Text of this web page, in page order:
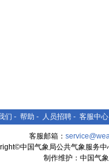
们 - 帮助 - 人员招聘 - 客服中心
客服邮箱：
中国气象局公共气象服务
制作维护：中国气